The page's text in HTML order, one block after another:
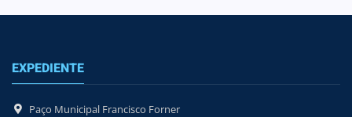
EXPEDIENTE
Paço Municipal Francisco Forner